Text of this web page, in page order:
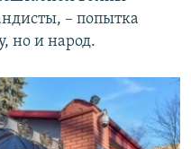
– попытка
но и народ.